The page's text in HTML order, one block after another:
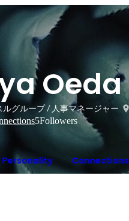
Oeda
ルグループ / 人事マネージャー
5Followers
Personality Connections